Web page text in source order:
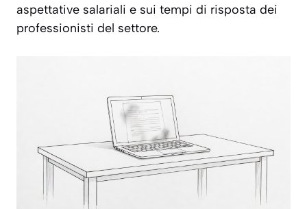
aspettative salariali e sui tempi di risposta dei
professionisti del settore.